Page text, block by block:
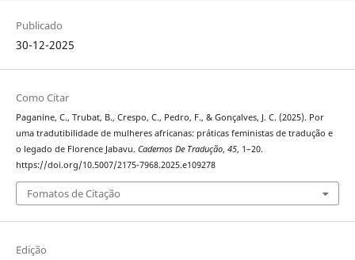
Publicado
30-12-2025
Como Citar
Paganine, C., Trubat, B., Crespo, C., Pedro, F., & Gonçalves, J. C. (2025). Por
uma tradutibilidade de mulheres africanas: práticas feministas de tradução e
o legado de Florence Jabavu. Cadernos De Tradução, 45, 1–20.
https://doi.org/10.5007/2175-7968.2025.e109278
Fomatos de Citação
Edição